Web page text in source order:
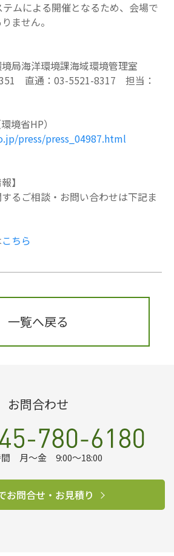
テムによる開催となるため、会場で
ません。
局海洋環境課海域環境管理室
直通：03-5521-8317 担当：
境省HP）
press/press_04987.html
】
るご相談・お問い合わせは下記ま
こちら
一覧へ戻る
お問合わせ
間 月～金 9:00～18:00
お問合せ・お見積り